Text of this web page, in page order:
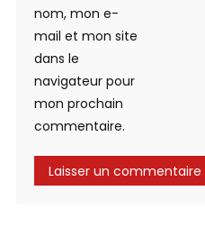
nom, mon e-
mail et mon site
dans le
navigateur pour
mon prochain
commentaire.